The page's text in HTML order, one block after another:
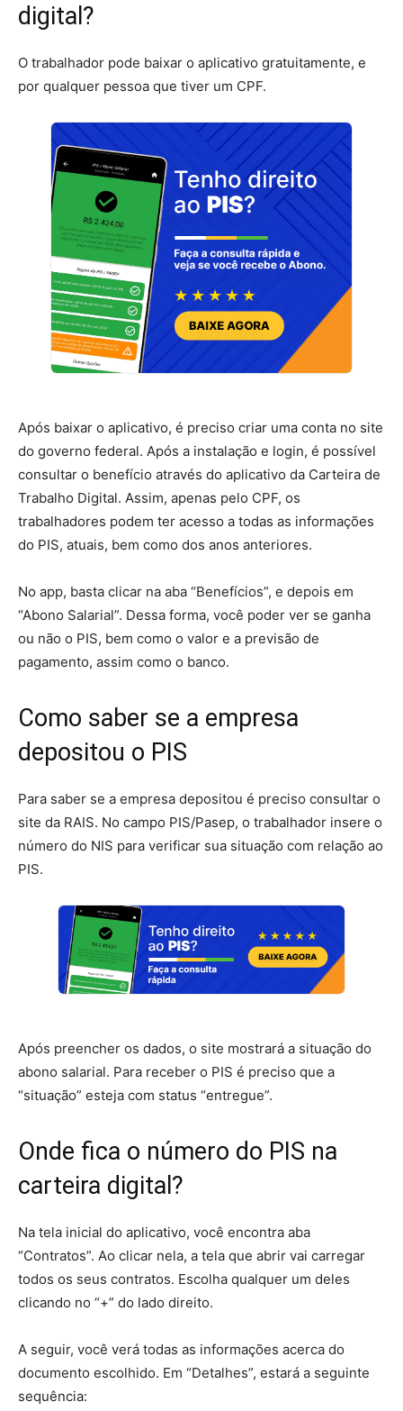
digital?
O trabalhador pode baixar o aplicativo gratuitamente, e
por qualquer pessoa que tiver um CPF.
Após baixar o aplicativo, é preciso criar uma conta no site
do governo federal. Após a instalação e login, é possível
consultar o benefício através do aplicativo da Carteira de
Trabalho Digital. Assim, apenas pelo CPF, os
trabalhadores podem ter acesso a todas as informações
do PIS, atuais, bem como dos anos anteriores.
No app, basta clicar na aba “Benefícios”, e depois em
“Abono Salarial”. Dessa forma, você poder ver se ganha
ou não o PIS, bem como o valor e a previsão de
pagamento, assim como o banco.
Como saber se a empresa
depositou o PIS
Para saber se a empresa depositou é preciso consultar o
site da RAIS. No campo PIS/Pasep, o trabalhador insere o
número do NIS para verificar sua situação com relação ao
PIS.
Após preencher os dados, o site mostrará a situação do
abono salarial. Para receber o PIS é preciso que a
“situação” esteja com status “entregue”.
Onde fica o número do PIS na
carteira digital?
Na tela inicial do aplicativo, você encontra aba
“Contratos”. Ao clicar nela, a tela que abrir vai carregar
todos os seus contratos. Escolha qualquer um deles
clicando no “+” do lado direito.
A seguir, você verá todas as informações acerca do
documento escolhido. Em “Detalhes”, estará a seguinte
sequência: